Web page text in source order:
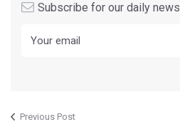
Subscribe for our daily news
Previous Post